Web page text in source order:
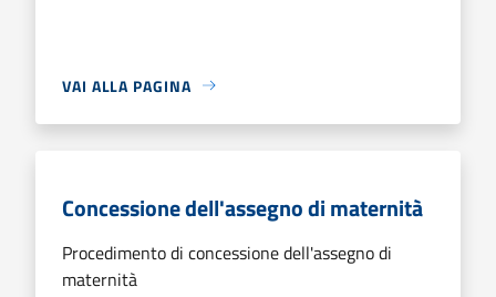
VAI ALLA PAGINA
Concessione dell'assegno di maternità
Procedimento di concessione dell'assegno di
maternità